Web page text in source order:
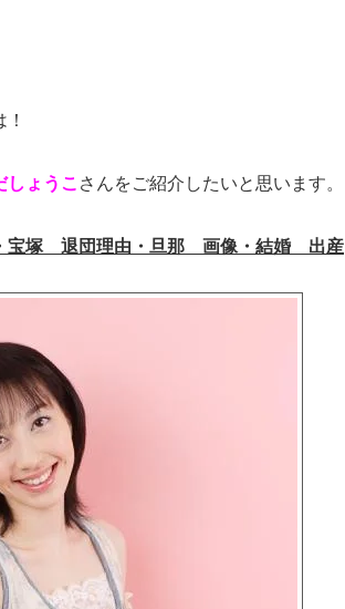
しょうこ さんをご紹介したいと思います。
塚 退団理由・旦那 画像・結婚 出産